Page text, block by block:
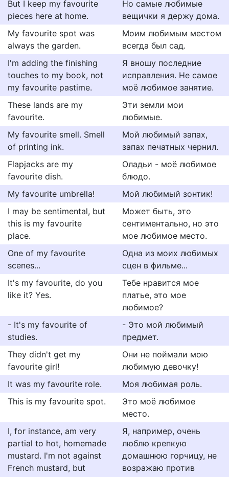
But I keep my favourite
pieces here at home.
Но самые любимые
вещички я держу дома.
My favourite spot was
always the garden.
Моим любимым местом
всегда был сад.
I'm adding the finishing
touches to my book, not
my favourite pastime.
Я вношу последние
исправления. Не самое
моё любимое занятие.
These lands are my
favourite.
Эти земли мои
любимые.
My favourite smell. Smell
of printing ink.
Мой любимый запах,
запах печатных чернил.
Flapjacks are my
favourite dish.
Оладьи - моё любимое
блюдо.
My favourite umbrella!
Мой любимый зонтик!
I may be sentimental, but
this is my favourite
place.
Может быть, это
сентиментально, но это
мое любимое место.
One of my favourite
scenes...
Одна из моих любимых
сцен в фильме...
It's my favourite, do you
like it? Yes.
Тебе нравится мое
платье, это мое
любимое?
- It's my favourite of
studies.
- Это мой любимый
предмет.
They didn't get my
favourite girl!
Они не поймали мою
любимую девочку!
It was my favourite role.
Моя любимая роль.
This is my favourite spot.
Это моё любимое
место.
I, for instance, am very
partial to hot, homemade
mustard. I'm not against
French mustard, but
Я, например, очень
люблю крепкую
домашнюю горчицу, не
возражаю против